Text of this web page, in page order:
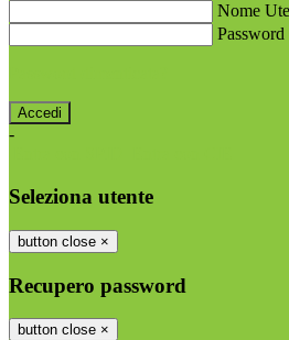
Nome
Password
-
Seleziona utente
button close ×
Recupero password
button close ×